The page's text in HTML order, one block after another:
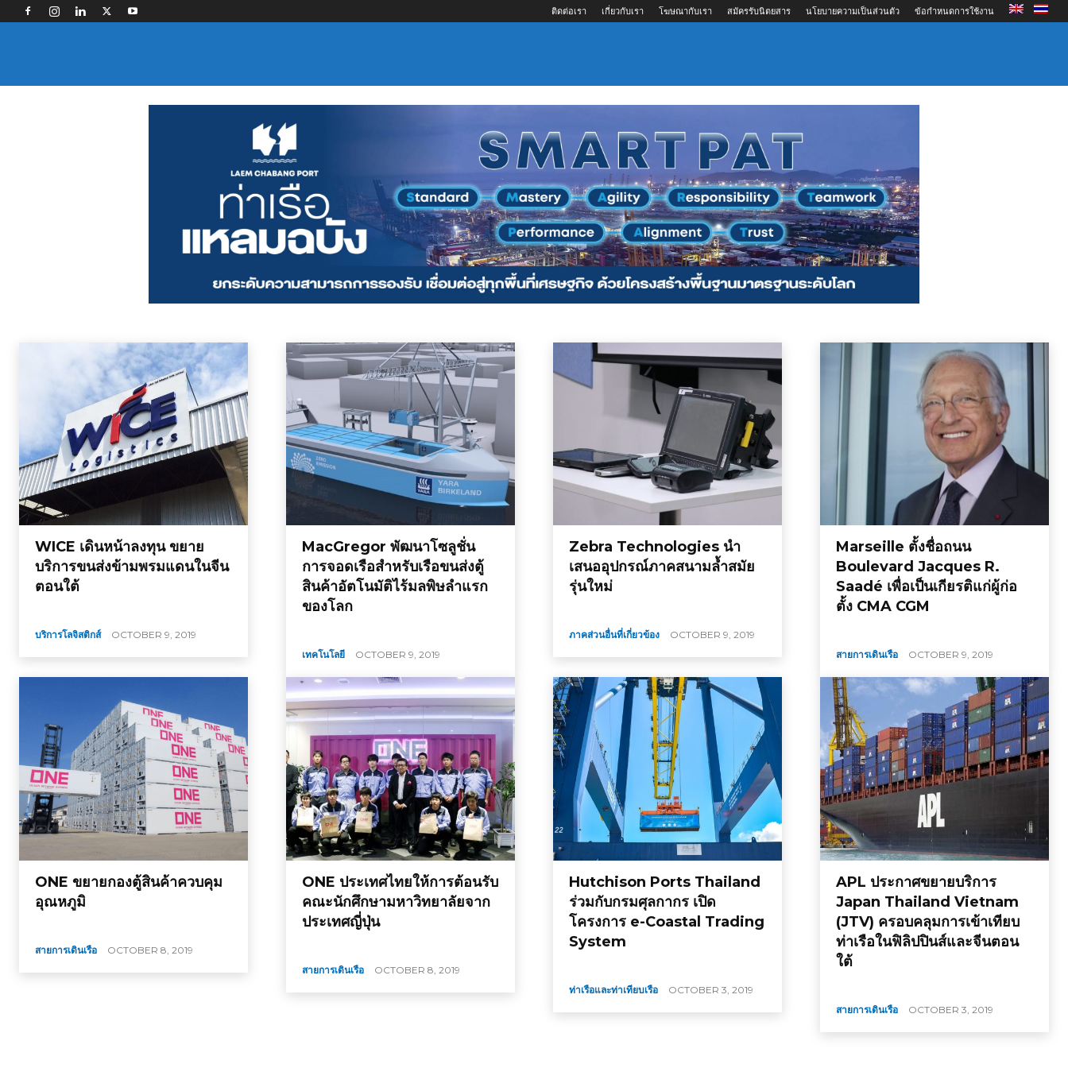
ติดต่อเรา เกี่ยวกับเรา โฆษณากับเรา สมัครรับนิตยสาร นโยบายความเป็นส่วนตัว ข้อกำหนดการใช้งาน
WICE เดินหน้าลงทุน ขยาย
บริการขนส่งข้ามพรมแดนในจีน
ตอนใต้
บริการโลจิสติกส์ OCTOBER 9, 2019
MacGregor พัฒนาโซลูชั่น
การจอดเรือสำหรับเรือขนส่งตู้
สินค้าอัตโนมัติไร้มลพิษลำแรก
ของโลก
เทคโนโลยี OCTOBER 9, 2019
Zebra Technologies นำ
เสนออุปกรณ์ภาคสนามล้ำสมัย
รุ่นใหม่
ภาคส่วนอื่นที่เกี่ยวข้อง OCTOBER 9, 2019
Marseille ตั้งชื่อถนน
Boulevard Jacques R.
Saadé เพื่อเป็นเกียรติแก่ผู้ก่อ
ตั้ง CMA CGM
สายการเดินเรือ OCTOBER 9, 2019
ONE ขยายกองตู้สินค้าควบคุม
อุณหภูมิ
สายการเดินเรือ OCTOBER 8, 2019
ONE ประเทศไทยให้การต้อนรับ
คณะนักศึกษามหาวิทยาลัยจาก
ประเทศญี่ปุ่น
สายการเดินเรือ OCTOBER 8, 2019
Hutchison Ports Thailand
ร่วมกับกรมศุลกากร เปิด
โครงการ e-Coastal Trading
System
ท่าเรือและท่าเทียบเรือ OCTOBER 3, 2019
APL ประกาศขยายบริการ
Japan Thailand Vietnam
(JTV) ครอบคลุมการเข้าเทียบ
ท่าเรือในฟิลิปปินส์และจีนตอน
ใต้
สายการเดินเรือ OCTOBER 3, 2019